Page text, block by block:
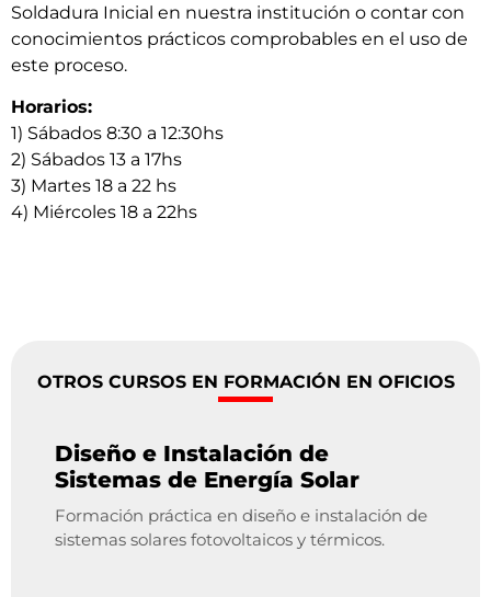
Soldadura Inicial en nuestra institución o contar con
conocimientos prácticos comprobables en el uso de
este proceso.
Horarios:
1) Sábados 8:30 a 12:30hs
2) Sábados 13 a 17hs
3) Martes 18 a 22 hs
4) Miércoles 18 a 22hs
OTROS CURSOS EN FORMACIÓN EN OFICIOS
Diseño e Instalación de
Sistemas de Energía Solar
Formación práctica en diseño e instalación de
sistemas solares fotovoltaicos y térmicos.